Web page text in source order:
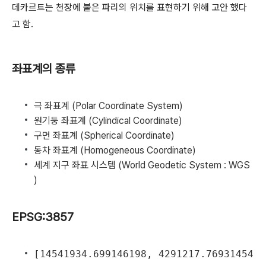
데카르트는 천장에 붙은 파리의 위치를 표현하기 위해 고안 했다
고 함.
좌표계의 종류
극 좌표계 (Polar Coordinate System)
원기둥 좌표계 (Cylindical Coordinate)
구면 좌표계 (Spherical Coordinate)
동차 좌표계 (Homogeneous Coordinate)
세계 지구 좌표 시스템 (World Geodetic System : WGS
)
EPSG:3857
[14541934.699146198, 4291217.76931454